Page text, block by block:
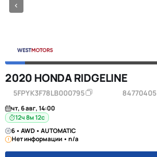
2020 HONDA RIDGELINE
5FPYK3F78LB000795 84770405
чт, 6 авг, 14:00
12ч 8м 11с
6 • AWD • AUTOMATIC
Нет информации • n/a